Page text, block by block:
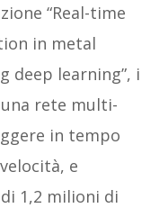
“Real-time
in metal
deep learning”, i
rete multi-
in tempo
e
1,2 milioni di